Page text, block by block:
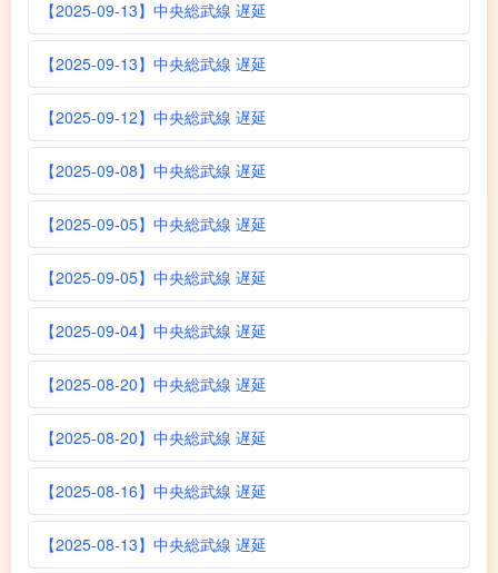
【2025-09-13】中央総武線 遅延
【2025-09-13】中央総武線 遅延
【2025-09-12】中央総武線 遅延
【2025-09-08】中央総武線 遅延
【2025-09-05】中央総武線 遅延
【2025-09-05】中央総武線 遅延
【2025-09-04】中央総武線 遅延
【2025-08-20】中央総武線 遅延
【2025-08-20】中央総武線 遅延
【2025-08-16】中央総武線 遅延
【2025-08-13】中央総武線 遅延